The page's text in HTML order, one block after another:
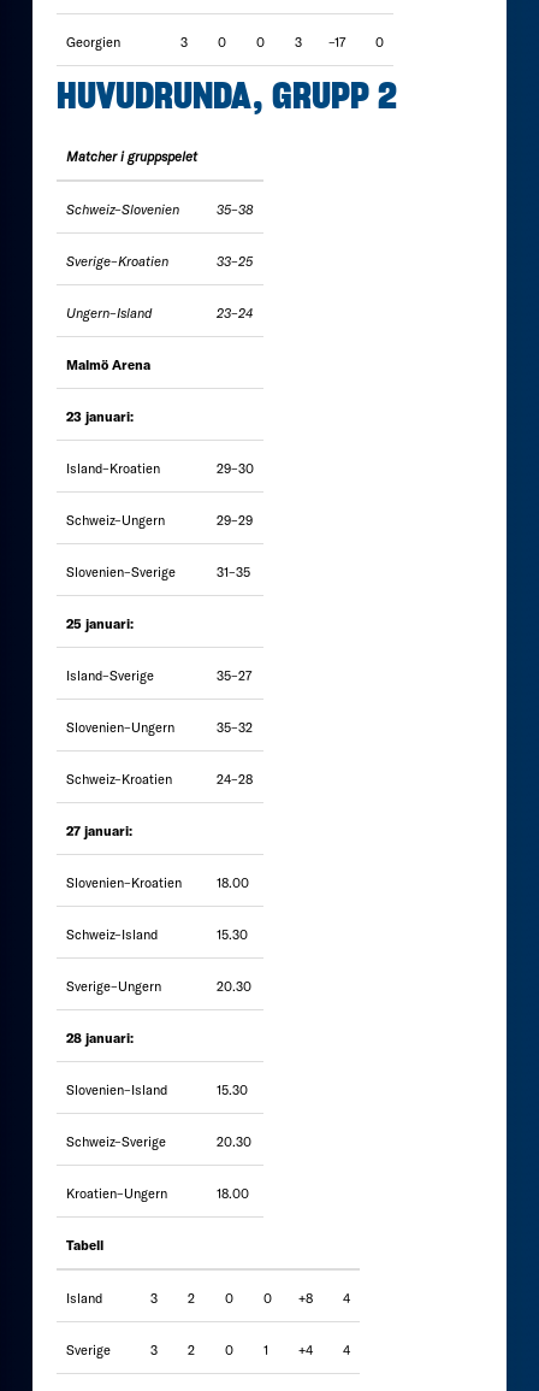
Georgien 3 0 0 3 –17 0
HUVUDRUNDA, GRUPP 2
Matcher i gruppspelet
Schweiz–Slovenien 35–38
Sverige–Kroatien 33–25
Ungern–Island 23–24
Malmö Arena
23 januari:
Island–Kroatien 29–30
Schweiz–Ungern 29–29
Slovenien–Sverige 31–35
25 januari:
Island–Sverige 35–27
Slovenien–Ungern 35–32
Schweiz–Kroatien 24–28
27 januari:
Slovenien–Kroatien 18.00
Schweiz–Island 15.30
Sverige–Ungern 20.30
28 januari:
Slovenien–Island 15.30
Schweiz–Sverige 20.30
Kroatien–Ungern 18.00
Tabell
Island 3 2 0 0 +8 4
Sverige 3 2 0 1 +4 4